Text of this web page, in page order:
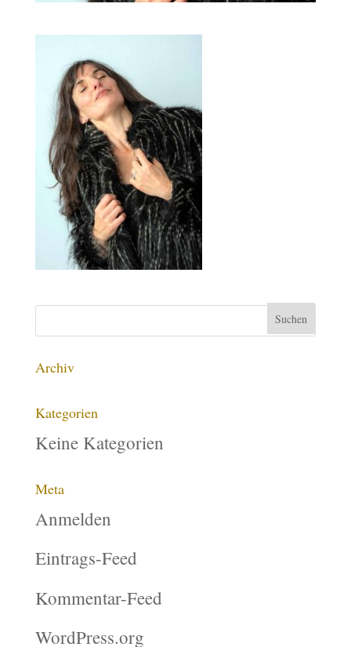
Archiv
Kategorien
Keine Kategorien
Meta
Anmelden
Eintrags-Feed
Kommentar-Feed
WordPress.org